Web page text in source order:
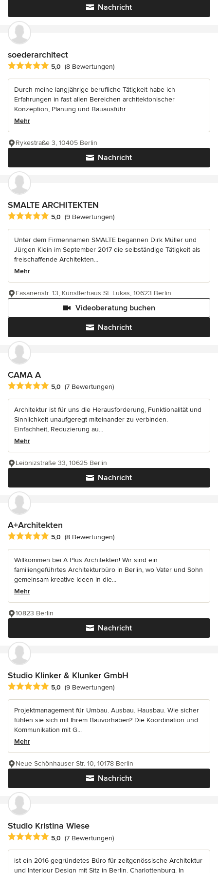
Nachricht
soederarchitect
Durchschnittliche Bewertung: 5 von 5 Sternen
5,0 (8 Bewertungen)
Durch meine langjährige berufliche Tätigkeit habe ich
Erfahrungen in fast allen Bereichen architektonischer
Konzeption, Planung und Bauausführ...
Mehr
Nachricht
Rykestraße 3, 10405 Berlin
SMALTE ARCHITEKTEN
Durchschnittliche Bewertung: 5 von 5 Sternen
5,0 (9 Bewertungen)
Unter dem Firmennamen SMALTE begannen Dirk Müller und
Jürgen Klein im September 2017 die selbständige Tätigkeit als
freischaffende Architekten...
Mehr
Nachricht
Videoberatung buchen
Fasanenstr. 13, Künstlerhaus St. Lukas, 10623 Berlin
CAMA A
Durchschnittliche Bewertung: 5 von 5 Sternen
5,0 (7 Bewertungen)
Architektur ist für uns die Herausforderung, Funktionalität und
Sinnlichkeit unaufgeregt miteinander zu verbinden.
Einfachheit, Reduzierung au...
Mehr
Nachricht
Leibnizstraße 33, 10625 Berlin
A+Architekten
Durchschnittliche Bewertung: 5 von 5 Sternen
5,0 (8 Bewertungen)
Willkommen bei A Plus Architekten! Wir sind ein
familiengeführtes Architekturbüro in Berlin, wo Vater und Sohn
gemeinsam kreative Ideen in die...
Mehr
Nachricht
10823 Berlin
Studio Klinker & Klunker GmbH
Durchschnittliche Bewertung: 5 von 5 Sternen
5,0 (9 Bewertungen)
Projektmanagement für Umbau. Ausbau. Hausbau. Wie sicher
fühlen sie sich mit Ihrem Bauvorhaben? Die Koordination und
Kommunikation mit G...
Mehr
Nachricht
Neue Schönhauser Str. 10, 10178 Berlin
Studio Kristina Wiese
Durchschnittliche Bewertung: 5 von 5 Sternen
5,0 (7 Bewertungen)
ist ein 2016 gegründetes Büro für zeitgenössische Architektur
und Interiour Design mit Sitz in Berlin. Charlottenburg. In